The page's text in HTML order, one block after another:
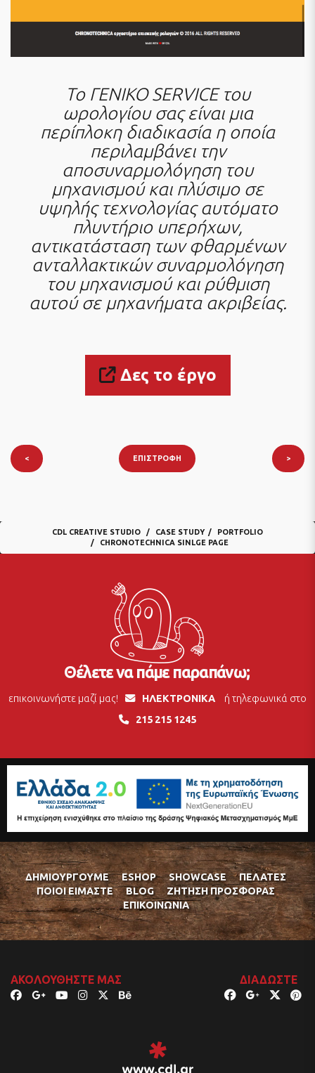
To ΓΕΝΙΚΟ SERVICE του
ωρολογίου σας είναι μια
περίπλοκη διαδικασία η οποία
περιλαμβάνει την
αποσυναρμολόγηση του
μηχανισμού και πλύσιμο σε
υψηλής τεχνολογίας αυτόματο
πλυντήριο υπερήχων,
αντικατάσταση των φθαρμένων
ανταλλακτικών συναρμολόγηση
του μηχανισμού και ρύθμιση
αυτού σε μηχανήματα ακριβείας.
Δες το έργο
< ΕΠΙΣΤΡΟΦΉ >
CDL CREATIVE STUDIO CASE STUDY
PORTFOLIO
CHRONOTECHNICA SINLGE PAGE
Θέλετε να πάμε παραπάνω;
επικοινωνήστε μαζί μας! ΗΛΕΚΤΡΟΝΙΚΑ
ή τηλεφωνικά στο
215 215 1245
ΔΗΜΙΟΥΡΓΟΎΜΕ ESHOP SHOWCASE
ΠΕΛΆΤΕΣ
ΠΟΙΟΊ ΕΊΜΑΣΤΕ
BLOG
ΖΉΤΗΣΗ ΠΡΟΣΦΟΡΆΣ
ΕΠΙΚΟΙΝΩΝΊΑ
ΑΚΟΛΟΥΘΉΣΤΕ ΜΑΣ ΔΙΑΔΏΣΤΕ